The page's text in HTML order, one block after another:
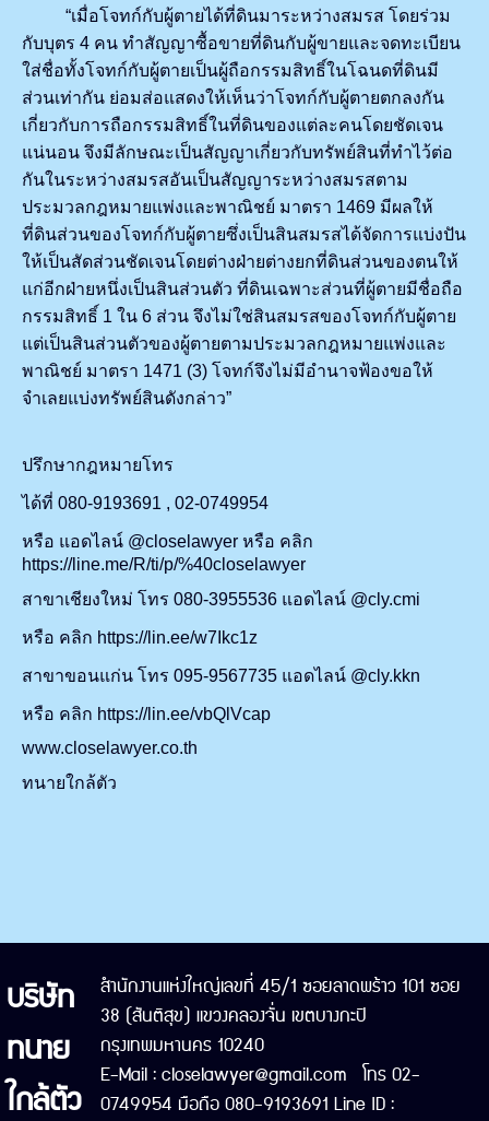
“เมื่อโจทก์กับผู้ตายได้ที่ดินมาระหว่างสมรส โดยร่วม
กับบุตร 4 คน ทำสัญญาซื้อขายที่ดินกับผู้ขายและจดทะเบียน
ใส่ชื่อทั้งโจทก์กับผู้ตายเป็นผู้ถือกรรมสิทธิ์ในโฉนดที่ดินมี
ส่วนเท่ากัน ย่อมส่อแสดงให้เห็นว่าโจทก์กับผู้ตายตกลงกัน
เกี่ยวกับการถือกรรมสิทธิ์ในที่ดินของแต่ละคนโดยชัดเจน
แน่นอน จึงมีลักษณะเป็นสัญญาเกี่ยวกับทรัพย์สินที่ทำไว้ต่อ
กันในระหว่างสมรสอันเป็นสัญญาระหว่างสมรสตาม
ประมวลกฎหมายแพ่งและพาณิชย์ มาตรา 1469 มีผลให้
ที่ดินส่วนของโจทก์กับผู้ตายซึ่งเป็นสินสมรสได้จัดการแบ่งปัน
ให้เป็นสัดส่วนชัดเจนโดยต่างฝ่ายต่างยกที่ดินส่วนของตนให้
แก่อีกฝ่ายหนึ่งเป็นสินส่วนตัว ที่ดินเฉพาะส่วนที่ผู้ตายมีชื่อถือ
กรรมสิทธิ์ 1 ใน 6 ส่วน จึงไม่ใช่สินสมรสของโจทก์กับผู้ตาย
แต่เป็นสินส่วนตัวของผู้ตายตามประมวลกฎหมายแพ่งและ
พาณิชย์ มาตรา 1471 (3) โจทก์จึงไม่มีอำนาจฟ้องขอให้
จำเลยแบ่งทรัพย์สินดังกล่าว”
ปรึกษากฎหมายโทร
ได้ที่ 080-9193691 , 02-0749954
หรือ แอดไลน์ @closelawyer หรือ คลิก
https://line.me/R/ti/p/%40closelawyer
สาขาเชียงใหม่ โทร 080-3955536 แอดไลน์ @cly.cmi
หรือ คลิก https://lin.ee/w7Ikc1z
สาขาขอนแก่น โทร 095-9567735 แอดไลน์ @cly.kkn
หรือ คลิก https://lin.ee/vbQlVcap
www.closelawyer.co.th
ทนายใกล้ตัว
บริษัท
ทนาย
ใกล้ตัว
สำนักงานแห่งใหญ่เลขที่ 45/1 ซอยลาดพร้าว 101 ซอย
38 (สันติสุข) แขวงคลองจั่น เขตบางกะปิ
กรุงเทพมหานคร 10240
E-Mail : closelawyer@gmail.com โทร 02-
0749954 มือถือ 080-9193691 Line ID :